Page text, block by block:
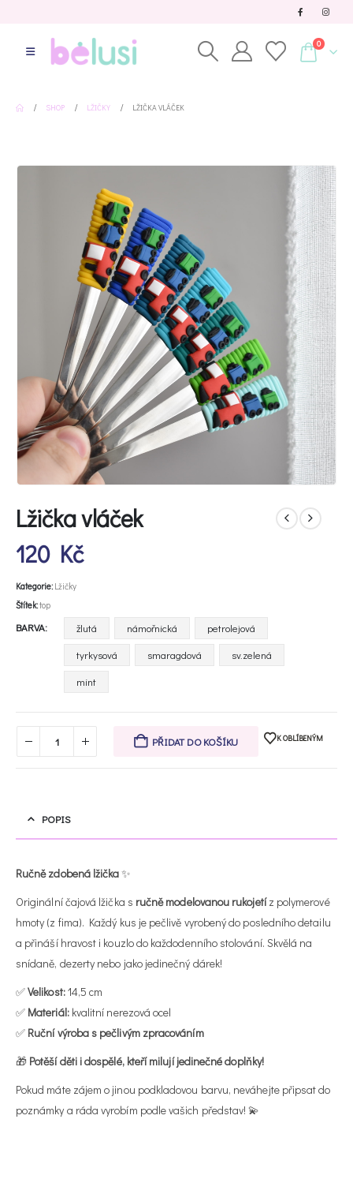
0
SHOP LŽIČKY LŽIČKA VLÁČEK
Lžička vláček
120 Kč
Kategorie:Lžičky
Štítek:top
BARVA žlutá námořnická
petrolejová
tyrkysová
smaragdová
sv.zelená
mint
PŘIDAT DO KOŠÍKU K OBLÍBENÝM
POPIS
Ručně zdobená lžička✨
Originální čajová lžička s ručně modelovanou rukojetíz polymerové
hmoty (z fima). Každý kus je pečlivě vyrobený do posledního detailu
a přináší hravost i kouzlo do každodenního stolování. Skvělá na
snídaně, dezerty nebo jako jedinečný dárek!
✅Velikost:14,5 cm
✅ Materiál:kvalitní nerezová ocel
✅ Ruční výroba s pečlivým zpracováním
🎁 Potěší děti i dospělé, kteří milují jedinečné doplňky!
Pokud máte zájem o jinou podkladovou barvu, neváhejte připsat do
poznámky a ráda vyrobím podle vašich představ! 💫